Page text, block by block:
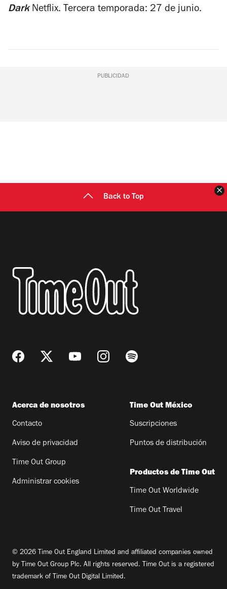
Dark Netflix. Tercera temporada: 27 de junio.
PUBLICIDAD
Back to Top
Acerca de nosotros
Contacto
Aviso de privacidad
Time Out Group
Administrar cookies
Time Out México
Suscripciones
Puntos de distribución
Productos de Time Out
Time Out Worldwide
Time Out Travel
© 2026 Time Out England Limited and affiliated companies owned
by Time Out Group Plc. All rights reserved. Time Out is a registered
trademark of Time Out Digital Limited.